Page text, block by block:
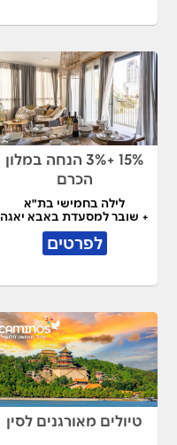
15% +3% הנחה במלון
הכרם
לילה בחמישי בת"א
+ שובר למסעדת באבא יאגה
לפרטים
טיולים מאורגנים לסין